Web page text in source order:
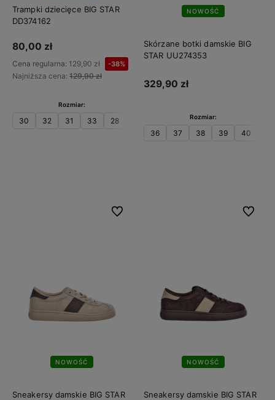
Trampki dziecięce BIG STAR
DD374162
80,00 zł
Cena regularna: 129,90 zł -38%
Najniższa cena: 129,90 zł
Rozmiar:
30 32 31 33 28
NOWOŚĆ
Skórzane botki damskie BIG
STAR UU274353
329,90 zł
Rozmiar:
36 37 38 39 40
NOWOŚĆ
Sneakersy damskie BIG STAR
Do ulubionych
NOWOŚĆ
Sneakersy damskie BIG STAR
Do